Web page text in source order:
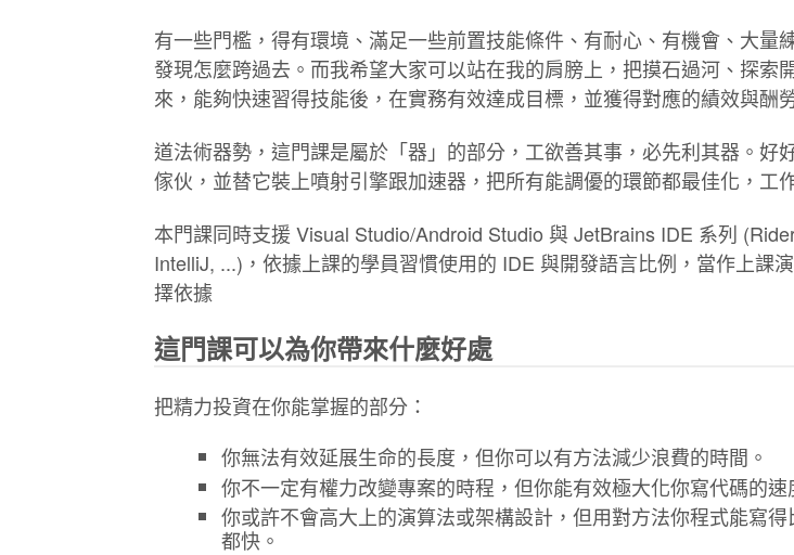
有一些門檻，得有環境、滿足一些前置技能條件、有耐心、有機會、大量
發現怎麼跨過去。而我希望大家可以站在我的肩膀上，把摸石過河、探索
來，能夠快速習得技能後，在實務有效達成目標，並獲得對應的績效與酬
道法術器勢，這門課是屬於「器」的部分，工欲善其事，必先利其器。好
傢伙，並替它裝上噴射引擎跟加速器，把所有能調優的環節都最佳化，工
本門課同時支援 Visual Studio/Android Studio 與 JetBrains IDE 系列
IntelliJ, ...)，依據上課的學員習慣使用的 IDE 與開發語言比例，當作上課
擇依據
這門課可以為你帶來什麼好處
把精力投資在你能掌握的部分：
你無法有效延展生命的長度，但你可以有方法減少浪費的時間。
你不一定有權力改變專案的時程，但你能有效極大化你寫代碼的速
你或許不會高大上的演算法或架構設計，但用對方法你程式能寫
都快。